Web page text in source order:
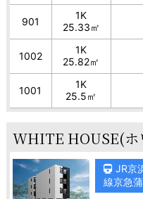
901
1K
25.33㎡
1002
1K
25.82㎡
1001
1K
25.5㎡
WHITE HOUSE(ホ
JR京
線京急